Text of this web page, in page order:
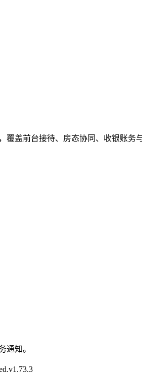
盖前台接待、房态协同、收银账务
通知。
v1.73.3